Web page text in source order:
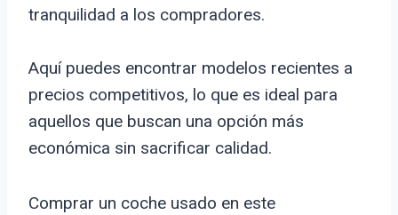
tranquilidad a los compradores.
Aquí puedes encontrar modelos recientes a
precios competitivos, lo que es ideal para
aquellos que buscan una opción más
económica sin sacrificar calidad.
Comprar un coche usado en este